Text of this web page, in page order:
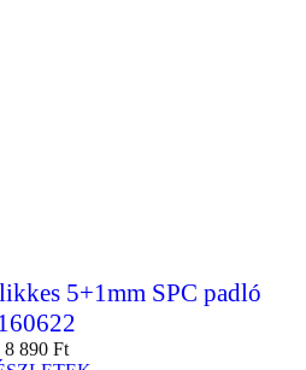
5+1mm SPC padló
160622
8 890 Ft